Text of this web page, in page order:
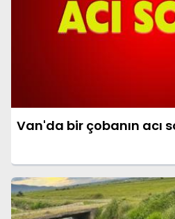
Van'da bir çobanın acı